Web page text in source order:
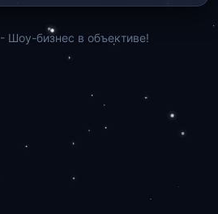
- Шоу-бизнес в объективе!